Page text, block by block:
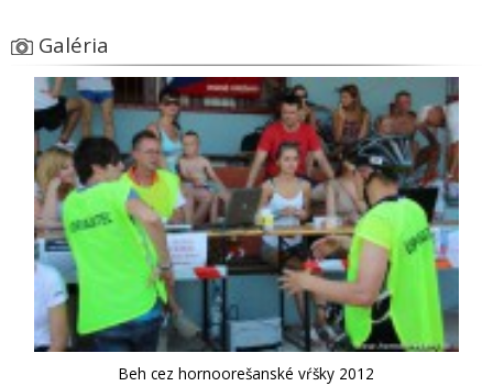
Galéria
Beh cez hornoorešanské vŕšky 2012